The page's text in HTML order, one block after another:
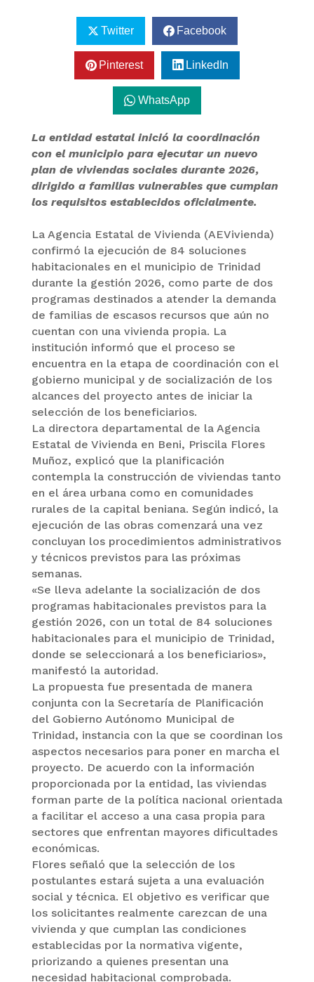
Twitter Facebook
Pinterest LinkedIn
WhatsApp
La entidad estatal inició la coordinación
con el municipio para ejecutar un nuevo
plan de viviendas sociales durante 2026,
dirigido a familias vulnerables que cumplan
los requisitos establecidos oficialmente.
La Agencia Estatal de Vivienda (AEVivienda)
confirmó la ejecución de 84 soluciones
habitacionales en el municipio de Trinidad
durante la gestión 2026, como parte de dos
programas destinados a atender la demanda
de familias de escasos recursos que aún no
cuentan con una vivienda propia. La
institución informó que el proceso se
encuentra en la etapa de coordinación con el
gobierno municipal y de socialización de los
alcances del proyecto antes de iniciar la
selección de los beneficiarios.
La directora departamental de la Agencia
Estatal de Vivienda en Beni, Priscila Flores
Muñoz, explicó que la planificación
contempla la construcción de viviendas tanto
en el área urbana como en comunidades
rurales de la capital beniana. Según indicó, la
ejecución de las obras comenzará una vez
concluyan los procedimientos administrativos
y técnicos previstos para las próximas
semanas.
«Se lleva adelante la socialización de dos
programas habitacionales previstos para la
gestión 2026, con un total de 84 soluciones
habitacionales para el municipio de Trinidad,
donde se seleccionará a los beneficiarios»,
manifestó la autoridad.
La propuesta fue presentada de manera
conjunta con la Secretaría de Planificación
del Gobierno Autónomo Municipal de
Trinidad, instancia con la que se coordinan los
aspectos necesarios para poner en marcha el
proyecto. De acuerdo con la información
proporcionada por la entidad, las viviendas
forman parte de la política nacional orientada
a facilitar el acceso a una casa propia para
sectores que enfrentan mayores dificultades
económicas.
Flores señaló que la selección de los
postulantes estará sujeta a una evaluación
social y técnica. El objetivo es verificar que
los solicitantes realmente carezcan de una
vivienda y que cumplan las condiciones
establecidas por la normativa vigente,
priorizando a quienes presentan una
necesidad habitacional comprobada.